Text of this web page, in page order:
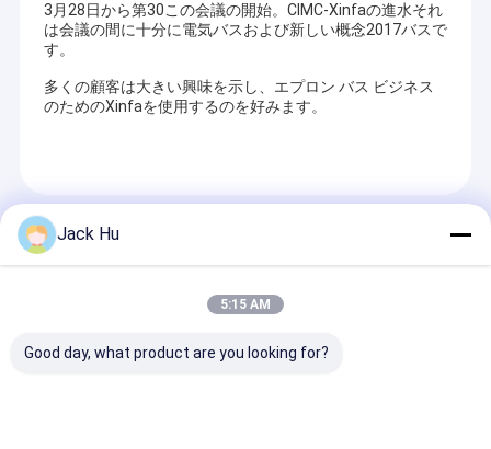
3月28日から第30この会議の開始。CIMC-Xinfaの進水それ
は会議の間に十分に電気バスおよび新しい概念2017バスで
す。
多くの顧客は大きい興味を示し、エプロン バス ビジネス
のためのXinfaを使用するのを好みます。
Recommended Products
Jack Hu
5:15 AM
Good day, what product are you looking for?